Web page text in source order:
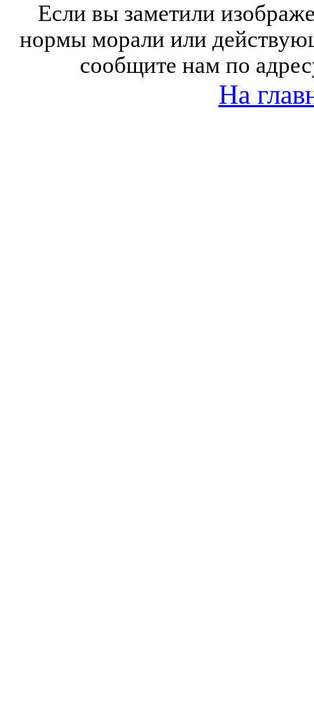
Если вы заметили
нормы морали или
сообщите нам по
На